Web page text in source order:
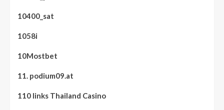
10400_sat
1058i
10Mostbet
11. podium09.at
110 links Thailand Casino